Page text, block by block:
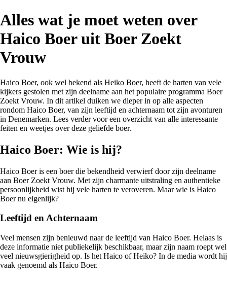
Alles wat je moet weten over
Haico Boer uit Boer Zoekt
Vrouw
Haico Boer, ook wel bekend als Heiko Boer, heeft de harten van vele
kijkers gestolen met zijn deelname aan het populaire programma Boer
Zoekt Vrouw. In dit artikel duiken we dieper in op alle aspecten
rondom Haico Boer, van zijn leeftijd en achternaam tot zijn avonturen
in Denemarken. Lees verder voor een overzicht van alle interessante
feiten en weetjes over deze geliefde boer.
Haico Boer: Wie is hij?
Haico Boer is een boer die bekendheid verwierf door zijn deelname
aan Boer Zoekt Vrouw. Met zijn charmante uitstraling en authentieke
persoonlijkheid wist hij vele harten te veroveren. Maar wie is Haico
Boer nu eigenlijk?
Leeftijd en Achternaam
Veel mensen zijn benieuwd naar de leeftijd van Haico Boer. Helaas is
deze informatie niet publiekelijk beschikbaar, maar zijn naam roept wel
veel nieuwsgierigheid op. Is het Haico of Heiko? In de media wordt hij
vaak genoemd als Haico Boer.